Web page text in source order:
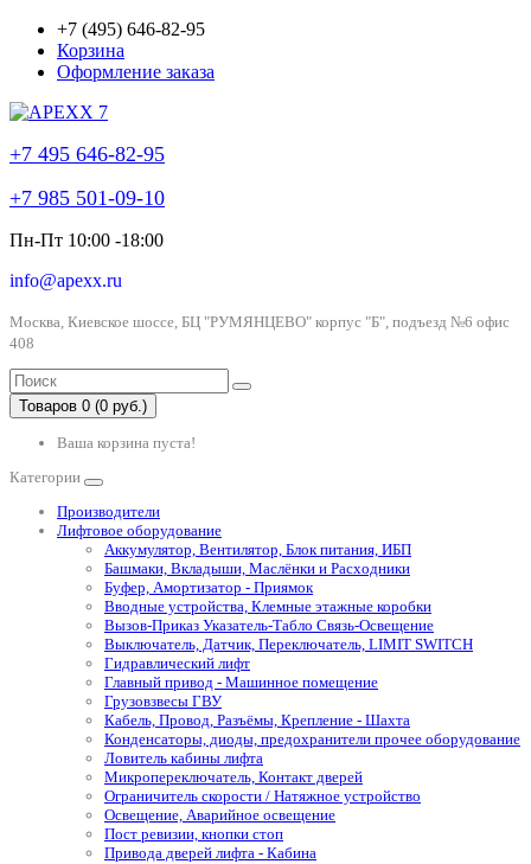
+7 (495) 646-82-95
Корзина
Оформление заказа
+7 495 646-82-95
+7 985 501-09-10
Пн-Пт 10:00 -18:00
info@apexx.ru
Москва, Киевское шоссе, БЦ "РУМЯНЦЕВО" корпус "Б", подъезд №6 офис
408
Товаров 0 (0 руб.)
Ваша корзина пуста!
Категории
Производители
Лифтовое оборудование
Аккумулятор, Вентилятор, Блок питания, ИБП
Башмаки, Вкладыши, Маслёнки и Расходники
Буфер, Амортизатор - Приямок
Вводные устройства, Клемные этажные коробки
Вызов-Приказ Указатель-Табло Связь-Освещение
Выключатель, Датчик, Переключатель, LIMIT SWITCH
Гидравлический лифт
Главный привод - Машинное помещение
Грузовзвесы ГВУ
Кабель, Провод, Разъёмы, Крепление - Шахта
Конденсаторы, диоды, предохранители прочее оборудование
Ловитель кабины лифта
Микропереключатель, Контакт дверей
Ограничитель скорости / Натяжное устройство
Освещение, Аварийное освещение
Пост ревизии, кнопки стоп
Привода дверей лифта - Кабина